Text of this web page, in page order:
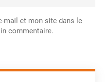
mail et mon site dans le
commentaire.